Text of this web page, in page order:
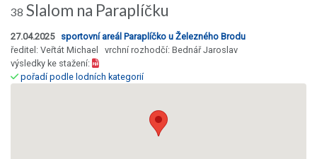
38 Slalom na Paraplíčku
27.04.2025 sportovní areál Paraplíčko u Železného Brodu
ředitel: Veřtát Michael vrchní rozhodčí: Bednář Jaroslav
výsledky ke stažení:
pořadí podle lodních kategorií